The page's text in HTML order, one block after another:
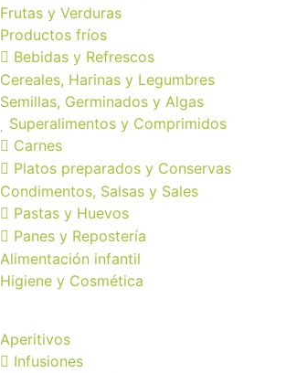
Frutas y Verduras
Productos fríos
Bebidas y Refrescos
Cereales, Harinas y Legumbres
Semillas, Germinados y Algas
Superalimentos y Comprimidos
Carnes
Platos preparados y Conservas
Condimentos, Salsas y Sales
Pastas y Huevos
Panes y Repostería
Alimentación infantil
Higiene y Cosmética
Aperitivos
Infusiones